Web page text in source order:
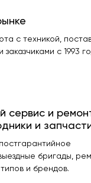
с техникой,
с 1993
сервис и
и
бригады,
и брендов.